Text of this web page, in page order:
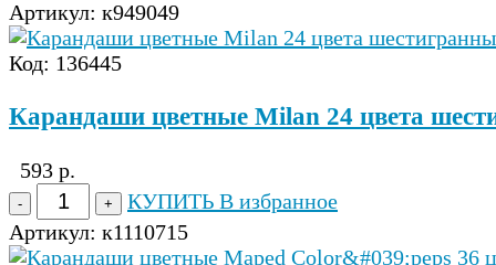
Артикул: к949049
Код: 136445
Карандаши цветные Milan 24 цвета
593 р.
КУПИТЬ В избранное
Артикул: к1110715